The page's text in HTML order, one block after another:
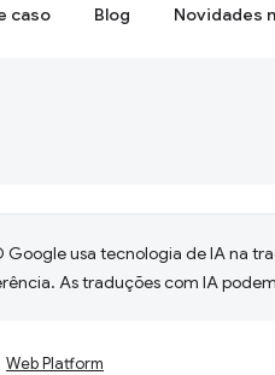
caso Blog Novidades
Google usa tecnologia de IA na
As traduções com IA
Web Platform